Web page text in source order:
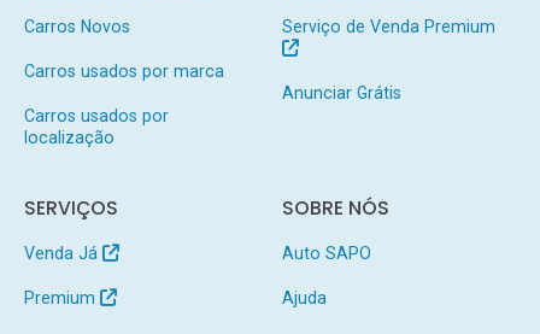
Carros Novos
Carros usados por marca
Carros usados por
localização
Serviço de Venda Premium
Anunciar Grátis
SERVIÇOS
Venda Já
Premium
SOBRE NÓS
Auto SAPO
Ajuda